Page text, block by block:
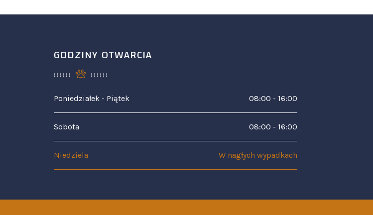
GODZINY OTWARCIA
Poniedziałek - Piątek 08:00 - 16:00
Sobota 08:00 - 16:00
Niedziela W nagłych wypadkach